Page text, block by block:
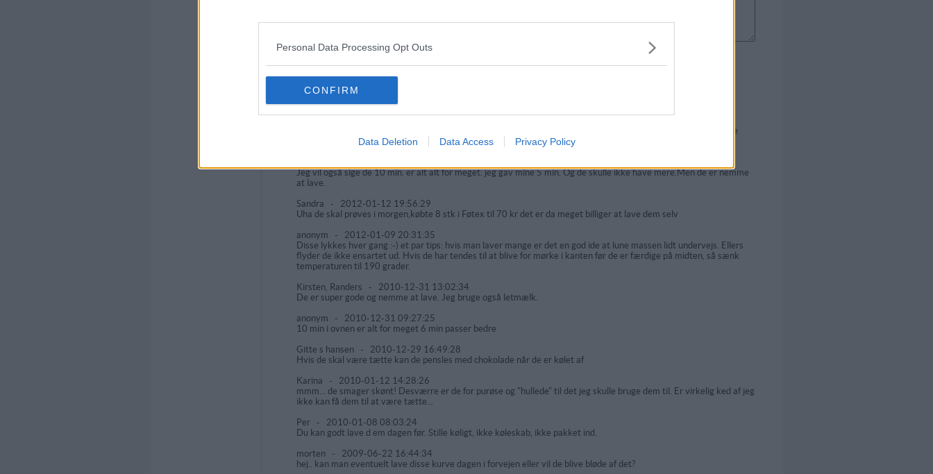
Personal Data Processing Opt Outs
CONFIRM
Data Deletion Data Access Privacy Policy
Kommentaren skal godkendes før den bliver synlig
Kommentarer
De er super gode... dog tilføjede jeg 2 spsk havregryn, da jeg syntes at dejen så lidt tynd ud... og det blev de bare
ikke ringere af. Bagesfter smurge jeg den med chokolade... super godt.
Jeg vil også sige de 10 min. er alt alt for meget. jeg gav mine 5 min. Og de skulle ikke have mere.Men de er nemme
at lave.
Sandra
- 2012-01-12 19:56:29
Uha de skal prøves i morgen,købte 8 stk i Føtex til 70 kr det er da meget billiger at lave dem selv
anonym
- 2012-01-09 20:31:35
Disse lykkes hver gang :-) et par tips: hvis man laver mange er det en god ide at lune massen lidt undervejs. Ellers
flyder de ikke ensartet ud. Hvis de har tendes til at blive for mørke i kanten før de er færdige på midten, så sænk
temperaturen til 190 grader.
Kirsten, Randers
- 2010-12-31 13:02:34
De er super gode og nemme at lave. Jeg bruge også letmælk.
anonym
- 2010-12-31 09:27:25
10 min i ovnen er alt for meget 6 min passer bedre
Gitte s hansen
- 2010-12-29 16:49:28
Hvis de skal være tætte kan de pensles med chokolade når de er kølet af
Karina
- 2010-01-12 14:28:26
mmm... de smager skønt! Desværre er de for purøse og "hullede" til det jeg skulle bruge dem til. Er virkelig ked af jeg
ikke kan få dem til at være tætte...
Per
- 2010-01-08 08:03:24
Du kan godt lave d em dagen før. Stille køligt, ikke køleskab, ikke pakket ind.
morten
- 2009-06-22 16:44:34
hej.. kan man eventuelt lave disse kurve dagen i forvejen eller vil de blive bløde af det?